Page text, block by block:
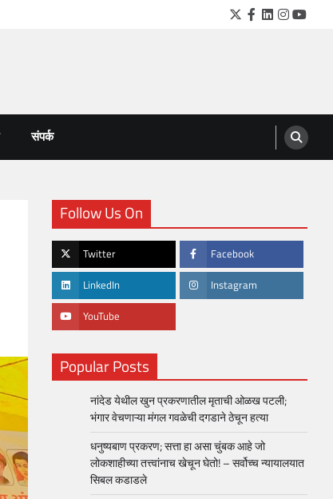
Twitter
Facebook
LinkedIn
संपर्क
Follow Us On
Twitter Facebook
LinkedIn Instagram
YouTube
Popular Posts
नांदेड येथील खुन प्रकरणातील मृताची ओळख पटली;
भंगार वेचणाऱ्या मंगल गवळेची दगडाने ठेचून हत्या
धनुष्यबाण प्रकरण; सत्ता हा असा चुंबक आहे जो
लोकशाहीच्या तत्त्वांनाच खेचून घेतो! – सर्वोच्च न्यायालयात
सिबल कडाडले